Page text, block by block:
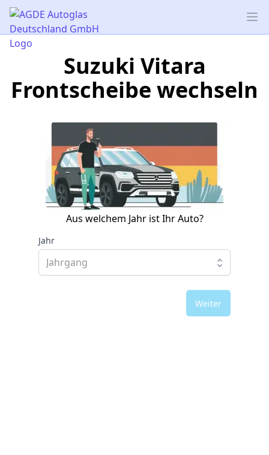
AGDE Autoglas Deutschland GmbH
Suzuki Vitara
Frontscheibe wechseln
Aus welchem Jahr ist Ihr Auto?
Jahr
Weiter